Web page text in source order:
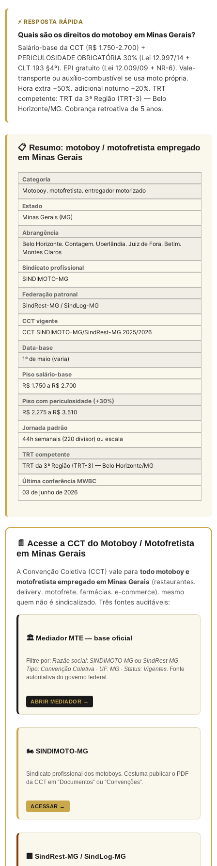
⚡ RESPOSTA RÁPIDA
Quais são os direitos do motoboy em Minas Gerais?
Salário-base da CCT (R$ 1.750-2.700) +
PERICULOSIDADE OBRIGATÓRIA 30% (Lei 12.997/14 +
CLT 193 §4º). EPI gratuito (Lei 12.009/09 + NR-6). Vale-
transporte ou auxílio-combustível se usa moto própria.
Hora extra +50%. adicional noturno +20%. TRT
competente: TRT da 3ª Região (TRT-3) — Belo
Horizonte/MG. Cobrança retroativa de 5 anos.
📋 Resumo: motoboy / motofretista empregado
em Minas Gerais
Categoria
Motoboy. motofretista. entregador motorizado
Estado
Minas Gerais (MG)
Abrangência
Belo Horizonte. Contagem. Uberlândia. Juiz de Fora. Betim.
Montes Claros
Sindicato profissional
SINDIMOTO-MG
Federação patronal
SindRest-MG / SindLog-MG
CCT vigente
CCT SINDIMOTO-MG/SindRest-MG 2025/2026
Data-base
1º de maio (varia)
Piso salário-base
R$ 1.750 a R$ 2.700
Piso com periculosidade (+30%)
R$ 2.275 a R$ 3.510
Jornada padrão
44h semanais (220 divisor) ou escala
TRT competente
TRT da 3ª Região (TRT-3) — Belo Horizonte/MG
Última conferência MWBC
03 de junho de 2026
📄 Acesse a CCT do Motoboy / Motofretista
em Minas Gerais
A Convenção Coletiva (CCT) vale para todo motoboy e
motofretista empregado em Minas Gerais (restaurantes.
delivery. motofrete. farmácias. e-commerce). mesmo
quem não é sindicalizado. Três fontes auditáveis:
🏛️ Mediador MTE — base oficial
Filtre por: Razão social: SINDIMOTO-MG ou SindRest-MG ·
Tipo: Convenção Coletiva · UF: MG · Status: Vigentes. Fonte
autoritativa do governo federal.
ABRIR MEDIADOR →
🏍️ SINDIMOTO-MG
Sindicato profissional dos motoboys. Costuma publicar o PDF
da CCT em “Documentos” ou “Convenções”.
ACESSAR →
🏢 SindRest-MG / SindLog-MG